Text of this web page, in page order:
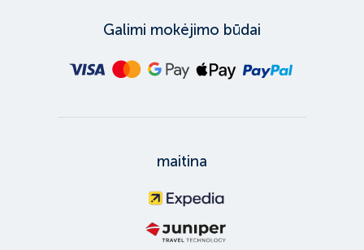
Galimi mokėjimo būdai
maitina